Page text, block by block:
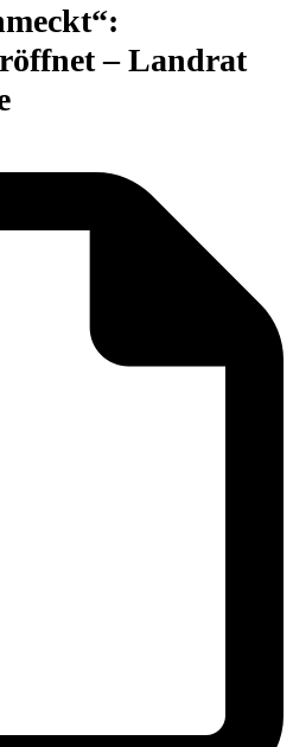
– Landrat